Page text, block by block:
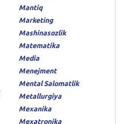
Mantiq
Marketing
Mashinasozlik
Matematika
Media
Menejment
Mental Salomatlik
Metallurgiya
Mexanika
Mexatronika